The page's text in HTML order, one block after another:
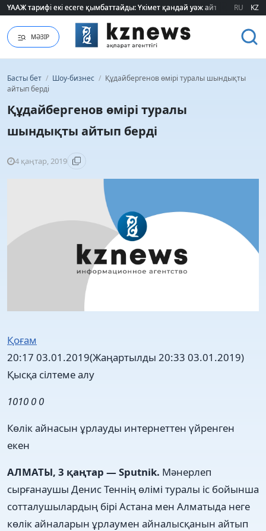
ҮААЖ тарифі екі есеге қымбаттайды: Үкімет қандай уәж айтады?
ҮААЖ тарифі екі есеге қымбаттайды: Үкімет қандай уәж айтады? RU KZ
МӘЗІР
Басты бет / Шоу-бизнес / Құдайбергенов өмірі туралы шындықты
айтып берді
Құдайбергенов өмірі туралы
шындықты айтып берді
4 қаңтар, 2019
Қоғам
20:17 03.01.2019(Жаңартылды 20:33 03.01.2019)
Қысқа сілтеме алу
1010 0 0
Көлік айнасын ұрлауды интернеттен үйренген
екен
АЛМАТЫ, 3 қаңтар — Sputnik. Мәнерлеп
сырғанаушы Денис Теннің өлімі туралы іс бойынша
сотталушылардың бірі Астана мен Алматыда неге
көлік айналарын ұрлаумен айналысқанын айтып